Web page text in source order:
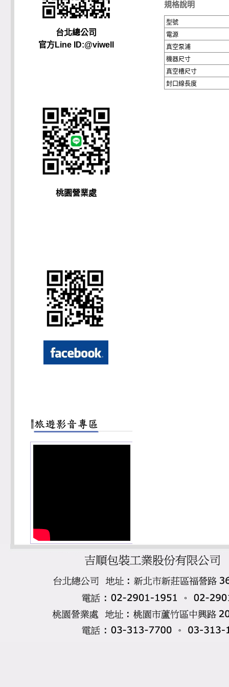
台北總公司
官方Line ID:@viwell
桃園營業處
規格說明
型號
電源
真空泵浦
機器尺寸
真空槽尺寸
封口線長度